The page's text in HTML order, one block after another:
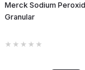
Merck Sodium
Granular